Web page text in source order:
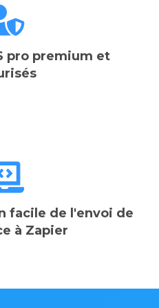
pro premium et
facile de l'envoi de
à Zapier